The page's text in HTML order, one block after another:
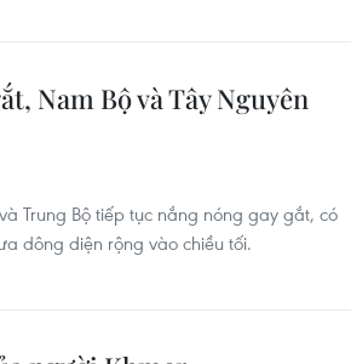
Nam Bộ và Tây Nguyên
Trung Bộ tiếp tục nắng nóng gay gắt, có
dông diện rộng vào chiều tối.